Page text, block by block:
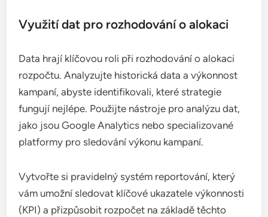
Využití dat pro rozhodování o alokaci
Data hrají klíčovou roli při rozhodování o alokaci
rozpočtu. Analyzujte historická data a výkonnost
kampaní, abyste identifikovali, které strategie
fungují nejlépe. Použijte nástroje pro analýzu dat,
jako jsou Google Analytics nebo specializované
platformy pro sledování výkonu kampaní.
Vytvořte si pravidelný systém reportování, který
vám umožní sledovat klíčové ukazatele výkonnosti
(KPI) a přizpůsobit rozpočet na základě těchto